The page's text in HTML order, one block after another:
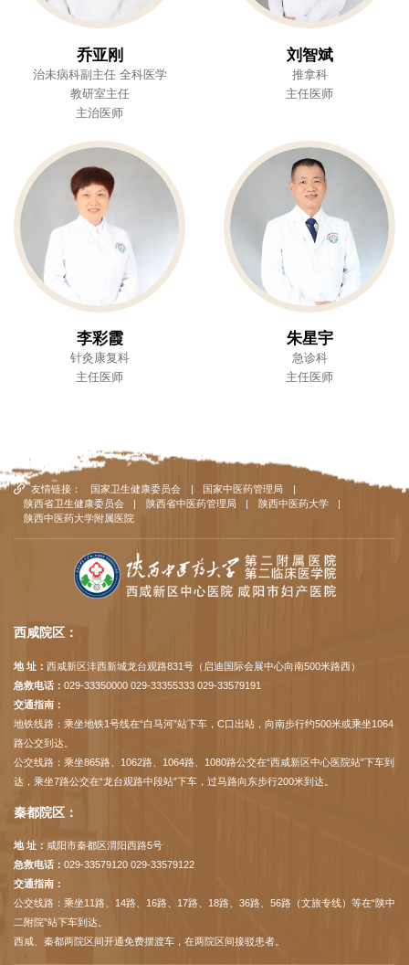
乔亚刚
治未病科副主任 全科医学
教研室主任
主治医师
刘智斌
推拿科
主任医师
李彩霞
针灸康复科
主任医师
朱星宇
急诊科
主任医师
友情链接： 国家卫生健康委员会 | 国家中医药管理局
|
陕西省卫生健康委员会
| 陕西省中医药管理局 | 陕西中医药大学
|
陕西中医药大学附属医院
西咸院区：
地 址： 西咸新区沣西新城龙台观路831号（启迪国际会展中心向南500米路西）
急救电话： 029-33350000 029-33355333 029-33579191
交通指南：
地铁线路：乘坐地铁1号线在“白马河”站下车，C口出站，向南步行约500米或乘坐1064
路公交到达。
公交线路：乘坐865路、1062路、1064路、1080路公交在“西咸新区中心医院站”下车到
达，乘坐7路公交在“龙台观路中段站”下车，过马路向东步行200米到达。
秦都院区：
地 址： 咸阳市秦都区渭阳西路5号
急救电话： 029-33579120 029-33579122
交通指南：
公交线路：乘坐11路、14路、16路、17路、18路、36路、56路（文旅专线）等在“陕中
二附院”站下车到达。
西咸、秦都两院区间开通免费摆渡车，在两院区间接驳患者。